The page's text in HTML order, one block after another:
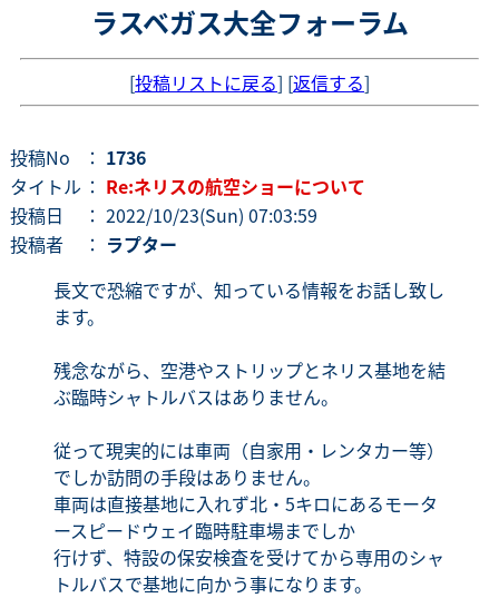
ラスベガス大全フォーラム
[投稿リストに戻る] [返信する]
投稿No ： 1736
タイトル ： Re:ネリスの航空ショーについて
投稿日
： 2022/10/23(Sun) 07:03:59
投稿者
： ラプター
長文で恐縮ですが、知っている情報をお話し致し
ます。
残念ながら、空港やストリップとネリス基地を結
ぶ臨時シャトルバスはありません。
従って現実的には車両（自家用・レンタカー等）
でしか訪問の手段はありません。
車両は直接基地に入れず北・5キロにあるモータ
ースピードウェイ臨時駐車場までしか
行けず、特設の保安検査を受けてから専用のシャ
トルバスで基地に向かう事になります。